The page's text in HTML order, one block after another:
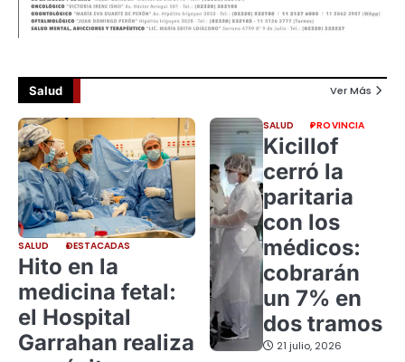
Salud Ver Más
SALUD DESTACADAS
Hito en la
medicina fetal:
el Hospital
Garrahan realiza
SALUD PROVINCIA
Kicillof
cerró la
paritaria
con los
médicos:
cobrarán
un 7% en
dos tramos
21 julio, 2026